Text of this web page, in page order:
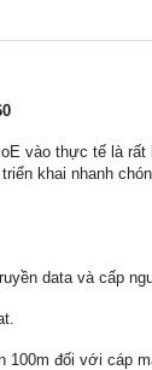
vào thực tế là
khai nhanh
data và cấp
đối với cáp